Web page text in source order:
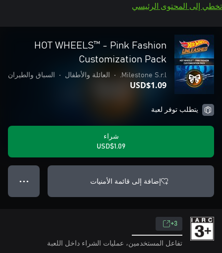
تخطي إلى المحتوى الرئيسي
HOT WHEELS™ - Pink Fashion
Customization Pack
Milestone S.r.l.
• العائلة والأطفال • السباق والطيران
USD$1.09
يتطلب توفر لعبة
شراء
USD$1.09
إضافة إلى قائمة الأمنيات ● ● ●
3+
تفاعل المستخدمين، عمليات الشراء داخل اللعبة